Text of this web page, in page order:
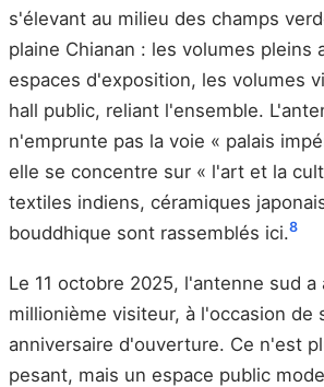
s'élevant au milieu des champs
plaine Chianan : les volumes pleins
espaces d'exposition, les volumes
hall public, reliant l'ensemble.
n'emprunte pas la voie « palais
elle se concentre sur « l'art et la
textiles indiens, céramiques
bouddhique sont rassemblés ici.8
Le 11 octobre 2025, l'antenne sud a
millionième visiteur, à l'occasion de
anniversaire d'ouverture. Ce n'est
pesant, mais un espace public